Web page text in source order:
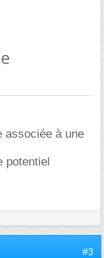
associée à une
potentiel
#3